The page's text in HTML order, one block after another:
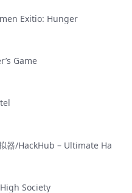
Exitio: Hunger
Game
器/HackHub – Ultimate Ha
Society